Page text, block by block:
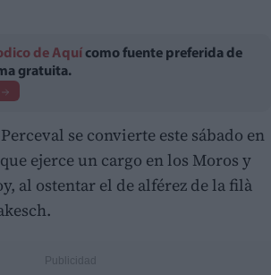
de Aquí como fuente preferida de
gratuita.
se convierte este sábado en
ejerce un cargo en los Moros y
al ostentar el de alférez de la filà